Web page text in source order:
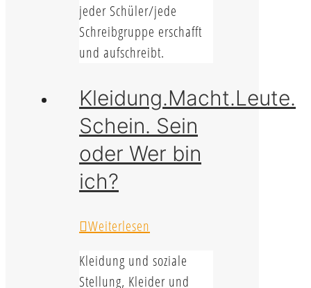
jeder Schüler/jede
Schreibgruppe erschafft
und aufschreibt.
Kleidung.Macht.Leute.
Schein. Sein
oder Wer bin
ich?
Weiterlesen
Kleidung und soziale
Stellung, Kleider und